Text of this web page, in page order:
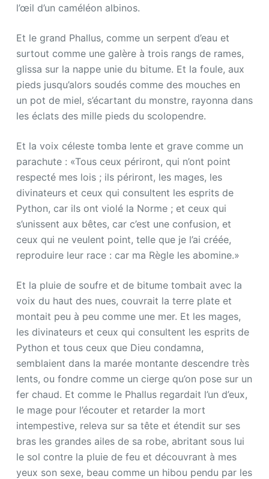
l’œil d’un caméléon albinos.
Et le grand Phallus, comme un serpent d’eau et
surtout comme une galère à trois rangs de rames,
glissa sur la nappe unie du bitume. Et la foule, aux
pieds jusqu’alors soudés comme des mouches en
un pot de miel, s’écartant du monstre, rayonna dans
les éclats des mille pieds du scolopendre.
Et la voix céleste tomba lente et grave comme un
parachute : «Tous ceux périront, qui n’ont point
respecté mes lois ; ils périront, les mages, les
divinateurs et ceux qui consultent les esprits de
Python, car ils ont violé la Norme ; et ceux qui
s’unissent aux bêtes, car c’est une confusion, et
ceux qui ne veulent point, telle que je l’ai créée,
reproduire leur race : car ma Règle les abomine.»
Et la pluie de soufre et de bitume tombait avec la
voix du haut des nues, couvrait la terre plate et
montait peu à peu comme une mer. Et les mages,
les divinateurs et ceux qui consultent les esprits de
Python et tous ceux que Dieu condamna,
semblaient dans la marée montante descendre très
lents, ou fondre comme un cierge qu’on pose sur un
fer chaud. Et comme le Phallus regardait l’un d’eux,
le mage pour l’écouter et retarder la mort
intempestive, releva sur sa tête et étendit sur ses
bras les grandes ailes de sa robe, abritant sous lui
le sol contre la pluie de feu et découvrant à mes
yeux son sexe, beau comme un hibou pendu par les